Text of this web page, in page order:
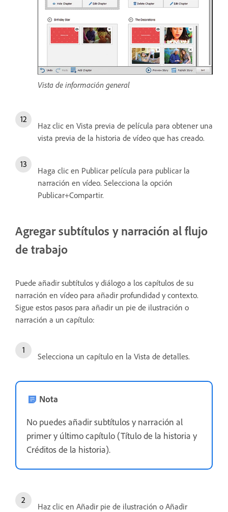
Vista de información general
Haz clic en Vista previa de película para obtener una
vista previa de la historia de vídeo que has creado.
Haga clic en Publicar película para publicar la
narración en vídeo. Selecciona la opción
Publicar+Compartir.
Agregar subtítulos y narración al flujo
de trabajo
Puede añadir subtítulos y diálogo a los capítulos de su
narración en vídeo para añadir profundidad y contexto.
Sigue estos pasos para añadir un pie de ilustración o
narración a un capítulo:
Selecciona un capítulo en la Vista de detalles.
Nota
No puedes añadir subtítulos y narración al
primer y último capítulo (Título de la historia y
Créditos de la historia).
Haz clic en Añadir pie de ilustración o Añadir